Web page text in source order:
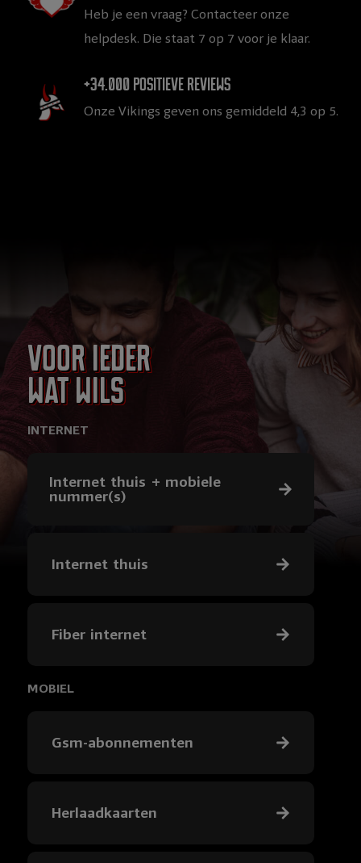
Heb je een vraag? Contacteer onze
helpdesk. Die staat 7 op 7 voor je klaar.
+34.000 positieve reviews
Onze Vikings geven ons gemiddeld 4,3 op 5.
Voor ieder
wat wils
INTERNET
Internet thuis + mobiele
nummer(s)
Internet thuis
Fiber internet
MOBIEL
Gsm-abonnementen
Herlaadkaarten